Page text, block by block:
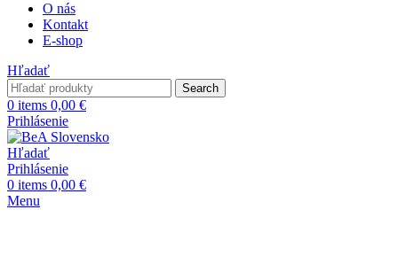
O nás
Kontakt
E-shop
Hľadať
Search
0 items 0,00 €
Prihlásenie
Hľadať
Prihlásenie
0 items 0,00 €
Menu